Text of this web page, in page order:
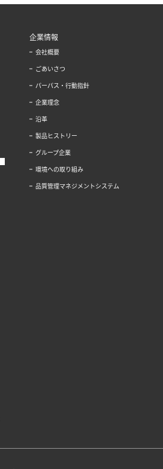
企業情報
会社概要
ごあいさつ
パーパス・行動指針
企業理念
沿革
製品ヒストリー
グループ企業
環境への取り組み
品質管理マネジメントシステム